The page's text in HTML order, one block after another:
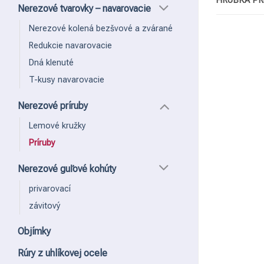
Nerezové tvarovky – navarovacie
Nerezové kolená bezšvové a zvárané
Redukcie navarovacie
Dná klenuté
T-kusy navarovacie
Nerezové príruby
Lemové kružky
Príruby
Nerezové guľové kohúty
privarovací
závitový
Objímky
Rúry z uhlíkovej ocele